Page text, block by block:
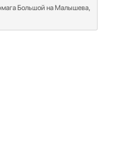
Большой на Малышева,